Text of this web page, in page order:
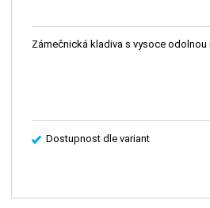
Zámečnická kladiva s vysoce
Dostupnost dle variant